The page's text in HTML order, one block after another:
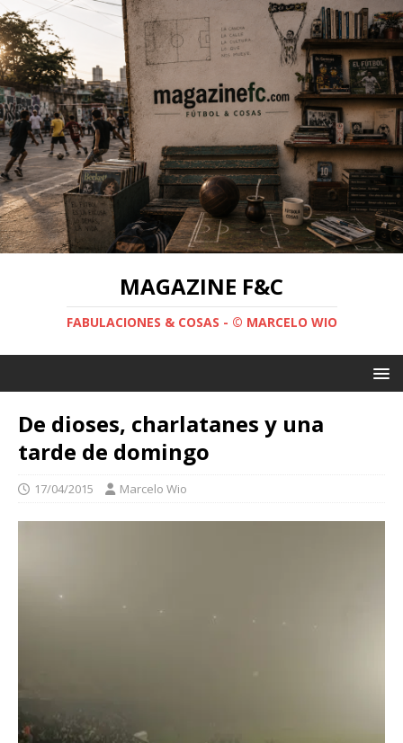
MAGAZINE F&C
FABULACIONES & COSAS - © MARCELO WIO
De dioses, charlatanes y una
tarde de domingo
17/04/2015 Marcelo Wio